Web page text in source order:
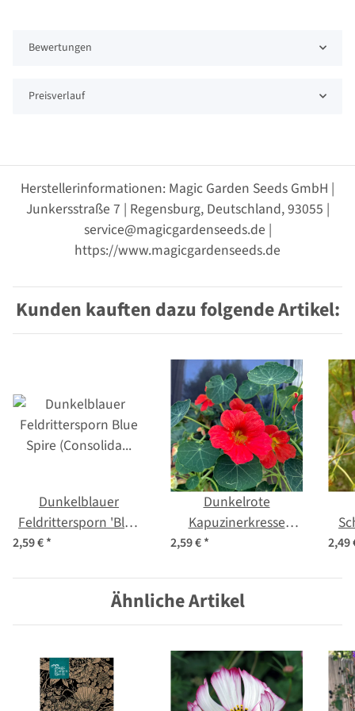
Bewertungen
Preisverlauf
Herstellerinformationen: Magic Garden Seeds GmbH |
Junkersstraße 7 | Regensburg, Deutschland, 93055 |
service@magicgardenseeds.de |
https://www.magicgardenseeds.de
Kunden kauften dazu folgende Artikel:
Dunkelblauer
Feldrittersporn 'Blue
Spire' (Consolida
2,59 €*
Dunkelrote
Kapuzinerkresse
'Indian Chief'
Samen
2,59 €* 2,49
Ähnliche Artikel